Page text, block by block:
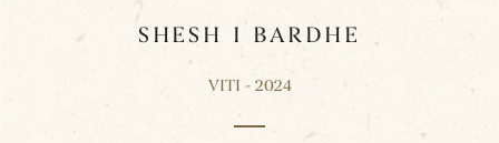
SHESH I BARDHE
VITI - 2024